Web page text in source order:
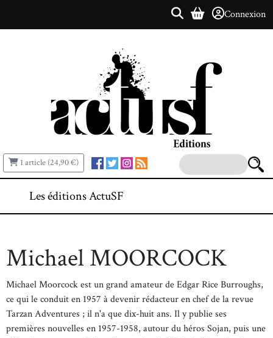
Connexion
1 article (24,90 €)
Les éditions ActuSF
Michael MOORCOCK
Michael Moorcock est un grand amateur de Edgar Rice Burroughs,
ce qui le conduit en 1957 à devenir rédacteur en chef de la revue
Tarzan Adventures ; il n'a que dix-huit ans. Il y publie ses
premières nouvelles en 1957-1958, autour du héros Sojan, puis une